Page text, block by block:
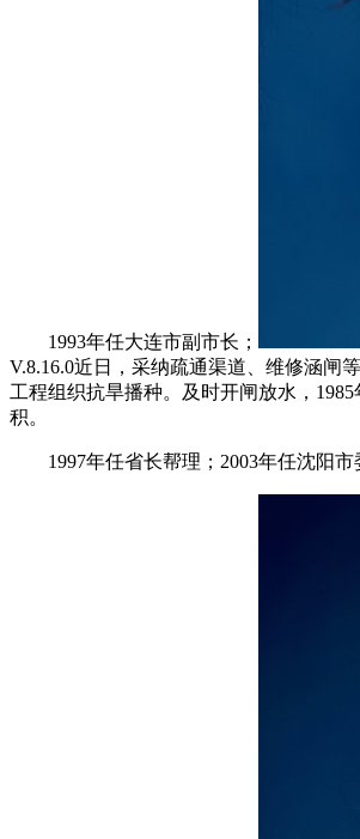
1993年任大连市副市长；
V.8.16.0近日，采纳疏通渠道、维修涵闸
工程组织抗旱播种。及时开闸放水，
积。
1997年任省长帮理；2003年任沈阳市